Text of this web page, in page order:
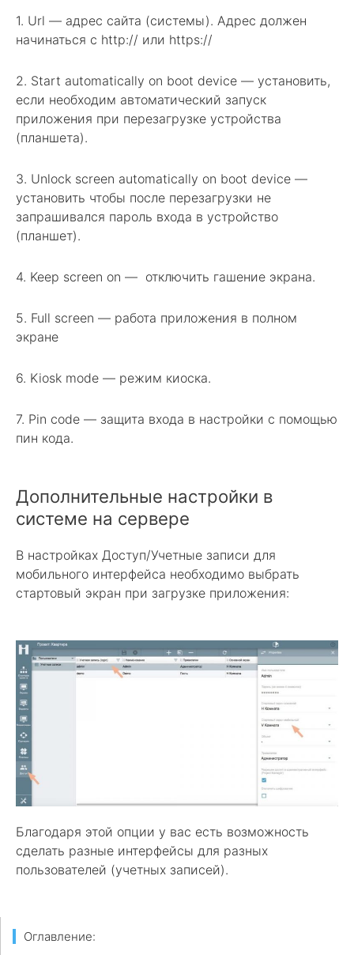
1. Url — адрес сайта (системы). Адрес должен
начинаться с http:// или https://
2. Start automatically on boot device — установить,
если необходим автоматический запуск
приложения при перезагрузке устройства
(планшета).
3. Unlock screen automatically on boot device —
установить чтобы после перезагрузки не
запрашивался пароль входа в устройство
(планшет).
4. Keep screen on — отключить гашение экрана.
5. Full screen — работа приложения в полном
экране
6. Kiosk mode — режим киоска.
7. Pin code — защита входа в настройки с помощью
пин кода.
Дополнительные настройки в
системе на сервере
В настройках Доступ/Учетные записи для
мобильного интерфейса необходимо выбрать
стартовый экран при загрузке приложения:
Благодаря этой опции у вас есть возможность
сделать разные интерфейсы для разных
пользователей (учетных записей).
Оглавление: